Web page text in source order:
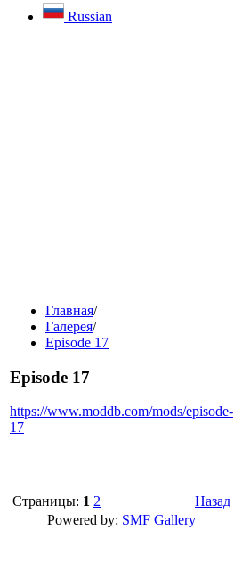
Russian
Главная/
Галерея/
Episode 17
Episode 17
https://www.moddb.com/mods/episode-
17
Страницы: 1 2
Назад
Powered by: SMF Gallery